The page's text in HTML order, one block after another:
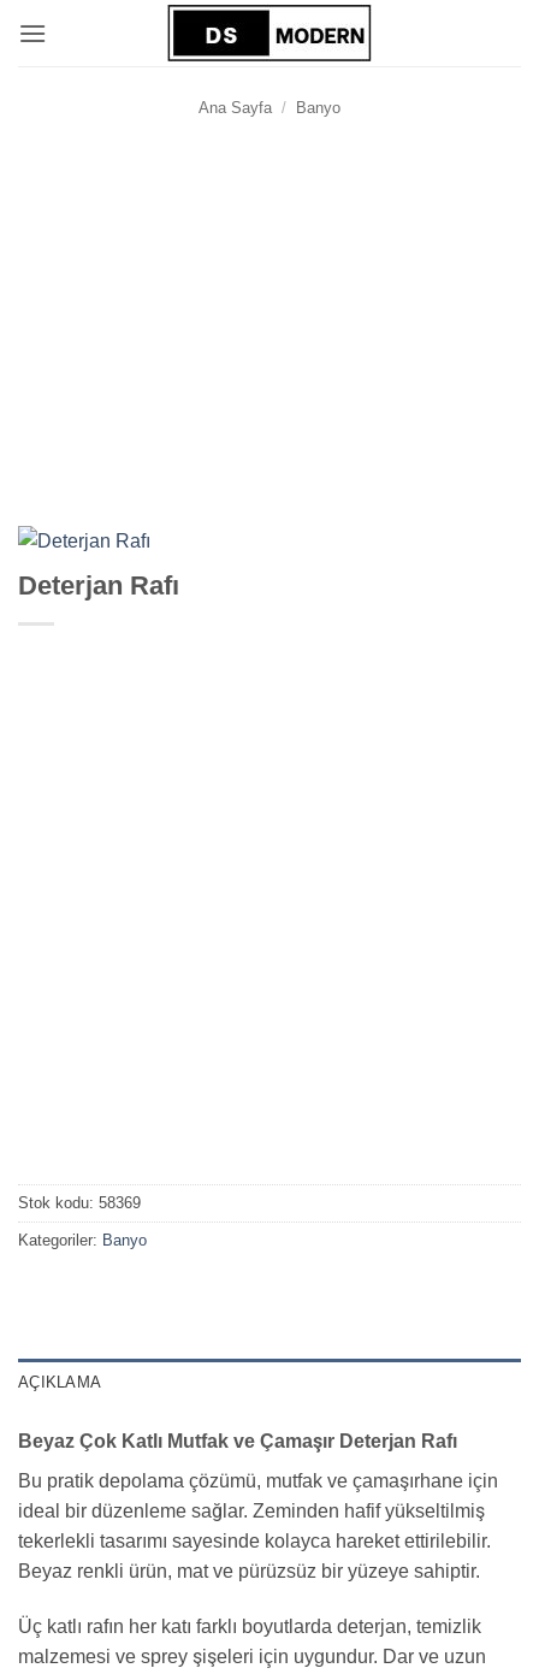
atla
Ana Sayfa / Banyo
Deterjan Rafı
Stok kodu: 58369
Kategoriler: Banyo
AÇIKLAMA
Beyaz Çok Katlı Mutfak ve Çamaşır Deterjan Rafı
Bu pratik depolama çözümü, mutfak ve çamaşırhane için
ideal bir düzenleme sağlar. Zeminden hafif yükseltilmiş
tekerlekli tasarımı sayesinde kolayca hareket ettirilebilir.
Beyaz renkli ürün, mat ve pürüzsüz bir yüzeye sahiptir.
Üç katlı rafın her katı farklı boyutlarda deterjan, temizlik
malzemesi ve sprey şişeleri için uygundur. Dar ve uzun